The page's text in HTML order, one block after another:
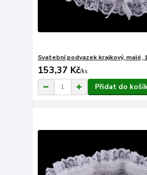
Svatební podvazek krajkový, malé,
153,37 Kč/ks
Přidat do